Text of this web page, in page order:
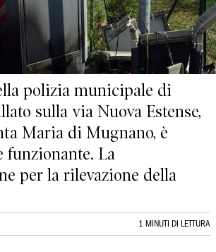
polizia municipale di
sulla via Nuova Estense,
Maria di Mugnano, è
funzionante. La
per la rilevazione della
1 MINUTI DI LETTURA